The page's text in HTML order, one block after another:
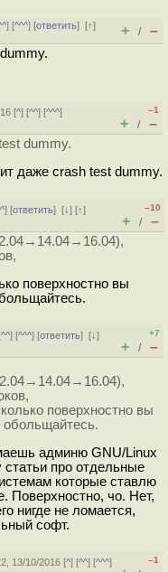
] [^^^] [ответить][↑]
+ / –
[^] [^^] [^^^]
–1
+ / –
dummy.
даже crash test dummy.
] [ответить][↓] [↑]
–10
+ / –
поверхностно вы
^^] [^^^] [ответить][↓]
+7
+ / –
поверхностно вы
обольщайтесь.
админю GNU/Linux
про отдельные
которые ставлю
Поверхностно, чо. Нет,
нигде не ломается,
софт.
13/10/2016 [^] [^^] [^^^]
–1